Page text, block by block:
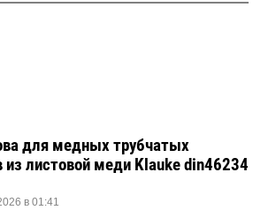
для медных трубчатых
из листовой меди Klauke din46234
в 01:41